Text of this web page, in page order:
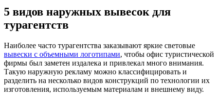
5 видов наружных вывесок для
турагентств
Наиболее часто турагентства заказывают яркие световые
вывески с объемными логотипами, чтобы офис туристической
фирмы был заметен издалека и привлекал много внимания.
Такую наружную рекламу можно классифицировать и
разделить на несколько видов конструкций по технологии их
изготовления, используемым материалам и внешнему виду.